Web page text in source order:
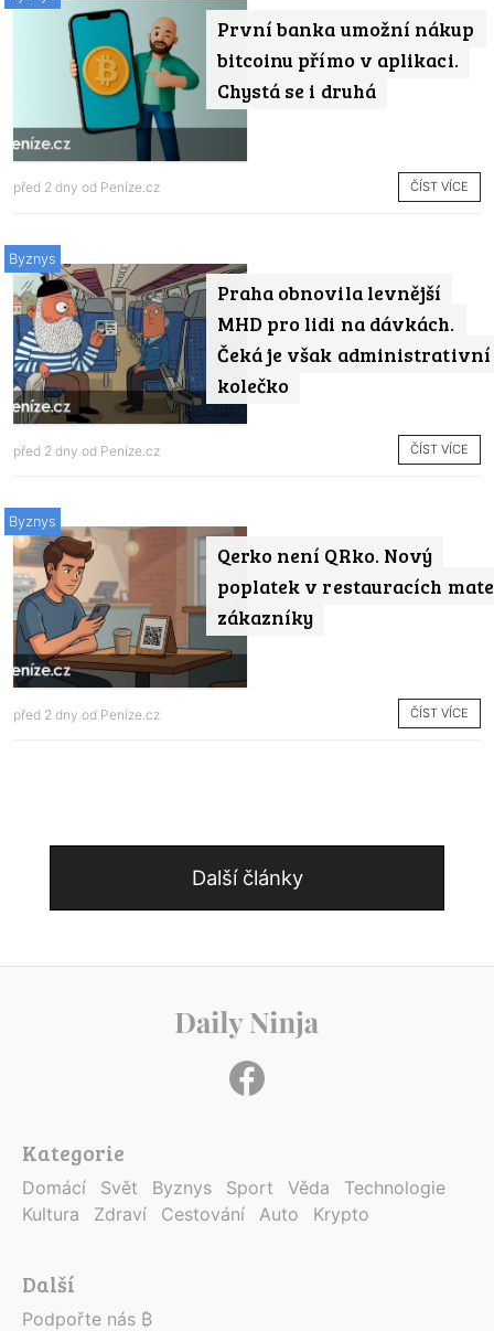
První banka umožní nákup
bitcoinu přímo v aplikaci.
Chystá se i druhá
před 2 dny od Peníze.cz ČÍST VÍCE
Praha obnovila levnější
MHD pro lidi na dávkách.
Čeká je však administrativní
kolečko
Byznys
před 2 dny od Peníze.cz ČÍST VÍCE
Qerko není QRko. Nový
poplatek v restauracích mate
zákazníky
Byznys
před 2 dny od Peníze.cz ČÍST VÍCE
Další články
Kategorie
Domácí Svět Byznys Sport Věda
Technologie
Kultura
Zdraví Cestování Auto Krypto
Další
Podpořte nás ₿